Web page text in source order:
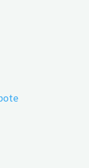
Newsletter –
der
zur
über
bis hin
auch
handelt